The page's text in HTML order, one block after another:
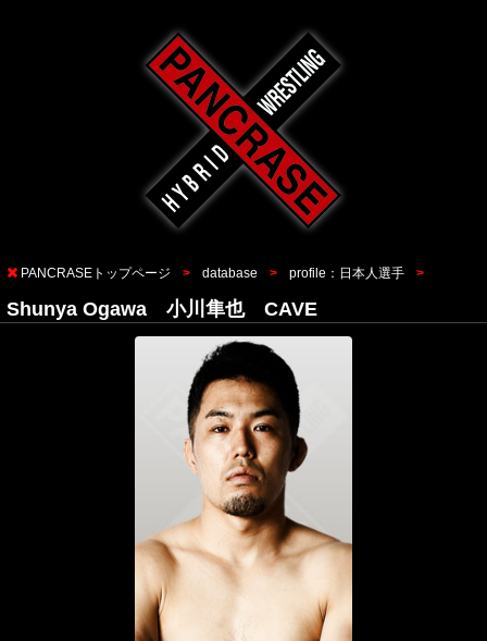
PANCRASEトップページ database profile：日本人選手
Shunya Ogawa 小川隼也 CAVE